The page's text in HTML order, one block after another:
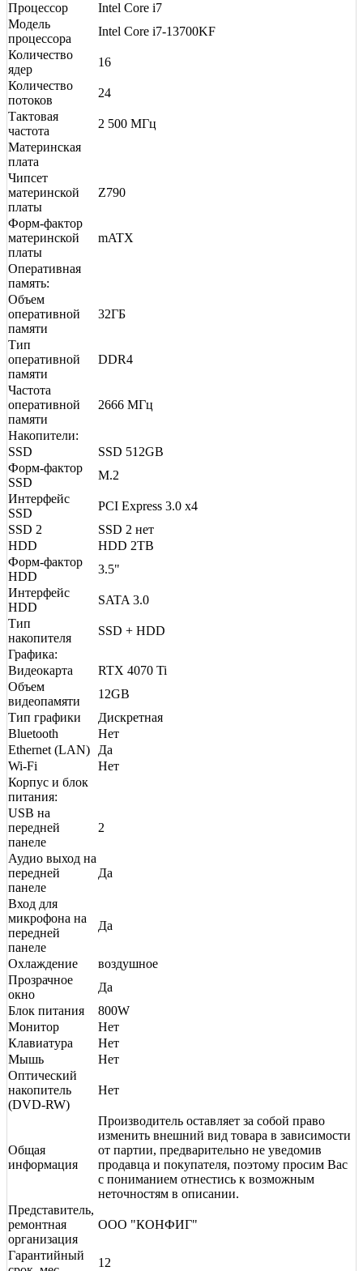
Процессор
Intel Core i7
Модель
процессора
Intel Core i7-13700KF
Количество
ядер
16
Количество
потоков
24
Тактовая
частота
2 500 МГц
Материнская
плата
Чипсет
материнской
платы
Z790
Форм-фактор
материнской
платы
mATX
Оперативная
память:
Объем
оперативной
памяти
32ГБ
Тип
оперативной
памяти
DDR4
Частота
оперативной
памяти
2666 МГц
Накопители:
SSD
SSD 512GB
Форм-фактор
SSD
M.2
Интерфейс
SSD
PCI Express 3.0 x4
SSD 2
SSD 2 нет
HDD
HDD 2TB
Форм-фактор
HDD
3.5"
Интерфейс
HDD
SATA 3.0
Тип
накопителя
SSD + HDD
Графика:
Видеокарта
RTX 4070 Ti
Объем
видеопамяти
12GB
Тип графики
Дискретная
Bluetooth
Нет
Ethernet (LAN)
Да
Wi-Fi
Нет
Корпус и блок
питания:
USB на
передней
панеле
2
Аудио выход на
передней
панеле
Да
Вход для
микрофона на
передней
панеле
Да
Охлаждение
воздушное
Прозрачное
окно
Да
Блок питания
800W
Монитор
Нет
Клавиатура
Нет
Мышь
Нет
Оптический
накопитель
(DVD-RW)
Нет
Общая
информация
Производитель оставляет за собой право
изменить внешний вид товара в зависимости
от партии, предварительно не уведомив
продавца и покупателя, поэтому просим Вас
с пониманием отнестись к возможным
неточностям в описании.
Представитель,
ремонтная
организация
ООО "КОНФИГ"
Гарантийный
12